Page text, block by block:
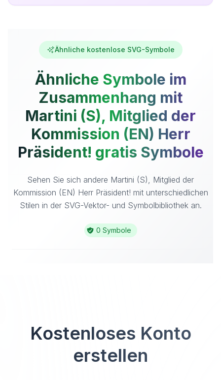
Ähnliche kostenlose SVG-Symbole
Ähnliche Symbole im
Zusammenhang mit
Martini (S), Mitglied der
Kommission (EN) Herr
Präsident! gratis Symbole
Sehen Sie sich andere Martini (S), Mitglied der
Kommission (EN) Herr Präsident! mit unterschiedlichen
Stilen in der SVG-Vektor- und Symbolbibliothek an.
0 Symbole
Kostenloses Konto
erstellen